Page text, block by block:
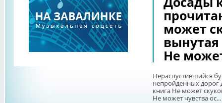
может
Не
Нераспустившийся
непройденных дорог
книга Не может
Не может чувства ос...